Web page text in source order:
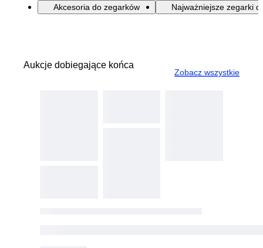
Akcesoria do zegarków Najważniejsze zegarki
Aukcje dobiegające końca
Zobacz wszystkie